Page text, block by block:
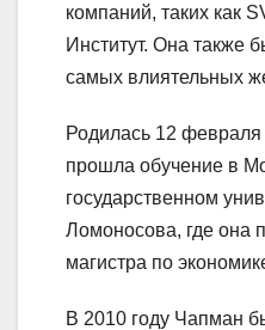
компаний, таких как
Институт. Она также
самых влиятельных
Родилась 12
прошла обучение в
государственном
Ломоносова, где она
магистра по
В 2010 году Чапман